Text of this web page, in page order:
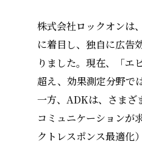
株式会社ロックオンは
に着目し、独自に広告
りました。現在、「エ
超え、効果測定分野で
一方、ADKは、さまざ
コミュニケーションが
クトレスポンス最適化